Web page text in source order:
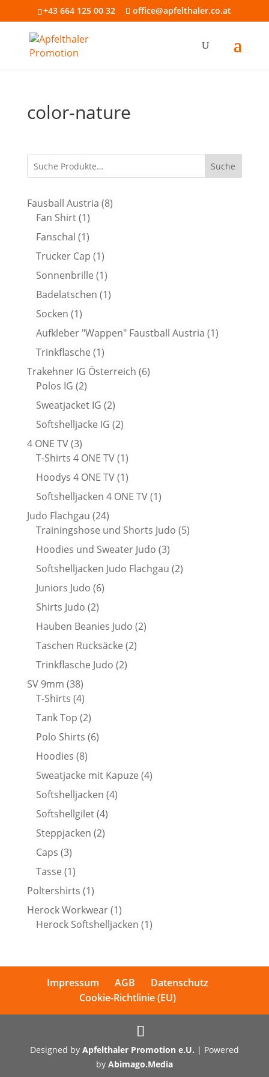
+43 664 125 00 32 office@apfelthaler.co.at
color-nature
Suche
Fausball Austria 88
Fan Shirt 11
Produkt
Fanschal 11
Produkt
Trucker Cap 11
Produkt
Sonnenbrille 11
Produkt
Badelatschen 11
Socken 11
Produkt
Aufkleber "Wappen" Faustball Austria 11
Trinkflasche 11
Produkt
Trakehner IG Österreich 66
Polos IG 22
Produkte
Sweatjacket IG 22
Produkte
Softshelljacke IG 22
4 ONE TV 33
Produkte
T-Shirts 4 ONE TV 11
Produkt
Hoodys 4 ONE TV 11
Produkt
Softshelljacken 4 ONE TV 11
Judo Flachgau 2424
Produkte
Trainingshose und Shorts Judo 55
Hoodies und Sweater Judo 33
Produkte
Softshelljacken Judo Flachgau 22
Juniors Judo 66
Shirts Judo 22
Produkte
Hauben Beanies Judo 22
Taschen Rucksäcke 22
Trinkflasche Judo 22
SV 9mm 3838
Produkte
T-Shirts 44
Produkte
Tank Top 22
Produkte
Polo Shirts 66
Hoodies 88
Produkte
Sweatjacke mit Kapuze 44
Softshelljacken 44
Softshellgilet 44
Steppjacken 22
Caps 33
Produkte
Tasse 11
Produkt
Poltershirts 11
Produkt
Herock Workwear 11
Produkt
Herock Softshelljacken 11
Impressum AGB
Datenschutz
Cookie-Richtlinie (EU)
Designed by Apfelthaler Promotion e.U. | Powered
by Abimago.Media